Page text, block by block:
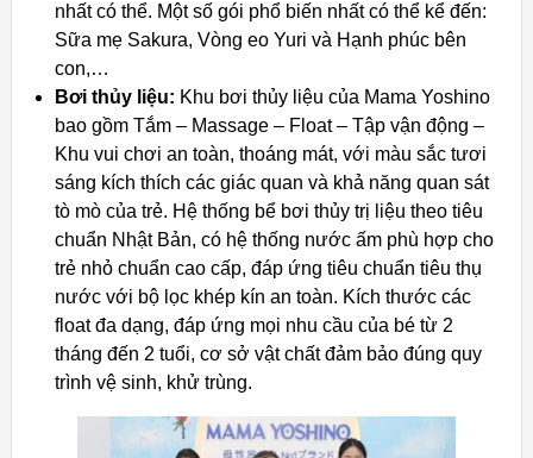
nhất có thể. Một số gói phổ biến nhất có thể kể đến:
Sữa mẹ Sakura, Vòng eo Yuri và Hạnh phúc bên
con,…
Bơi thủy liệu: Khu bơi thủy liệu của Mama Yoshino
bao gồm Tắm – Massage – Float – Tập vận động –
Khu vui chơi an toàn, thoáng mát, với màu sắc tươi
sáng kích thích các giác quan và khả năng quan sát
tò mò của trẻ. Hệ thống bể bơi thủy trị liệu theo tiêu
chuẩn Nhật Bản, có hệ thống nước ấm phù hợp cho
trẻ nhỏ chuẩn cao cấp, đáp ứng tiêu chuẩn tiêu thụ
nước với bộ lọc khép kín an toàn. Kích thước các
float đa dạng, đáp ứng mọi nhu cầu của bé từ 2
tháng đến 2 tuổi, cơ sở vật chất đảm bảo đúng quy
trình vệ sinh, khử trùng.